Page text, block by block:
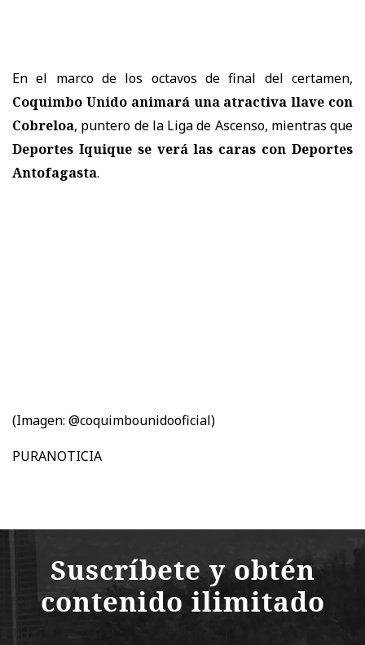
En el marco de los octavos de final del certamen,
Coquimbo Unido animará una atractiva llave con
Cobreloa, puntero de la Liga de Ascenso, mientras que
Deportes Iquique se verá las caras con Deportes
Antofagasta.
(Imagen: @coquimbounidooficial)
PURANOTICIA